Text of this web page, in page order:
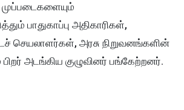
பாதுகாப்பு அதிகாரிகள்,
செயலாளர்கள், அரசு நிறுவனங்களின்
அடங்கிய குழுவினர் பங்கேற்றனர்.